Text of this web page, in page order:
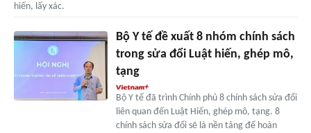
hiến, lấy xác.
Bộ Y tế đề xuất 8 nhóm chính sách
trong sửa đổi Luật hiến, ghép mô,
tạng
Bộ Y tế đã trình Chính phủ 8 chính sách sửa đổi
liên quan đến Luật Hiến, ghép mô, tạng. 8
chính sách sửa đổi sẽ là nền tảng để hoàn